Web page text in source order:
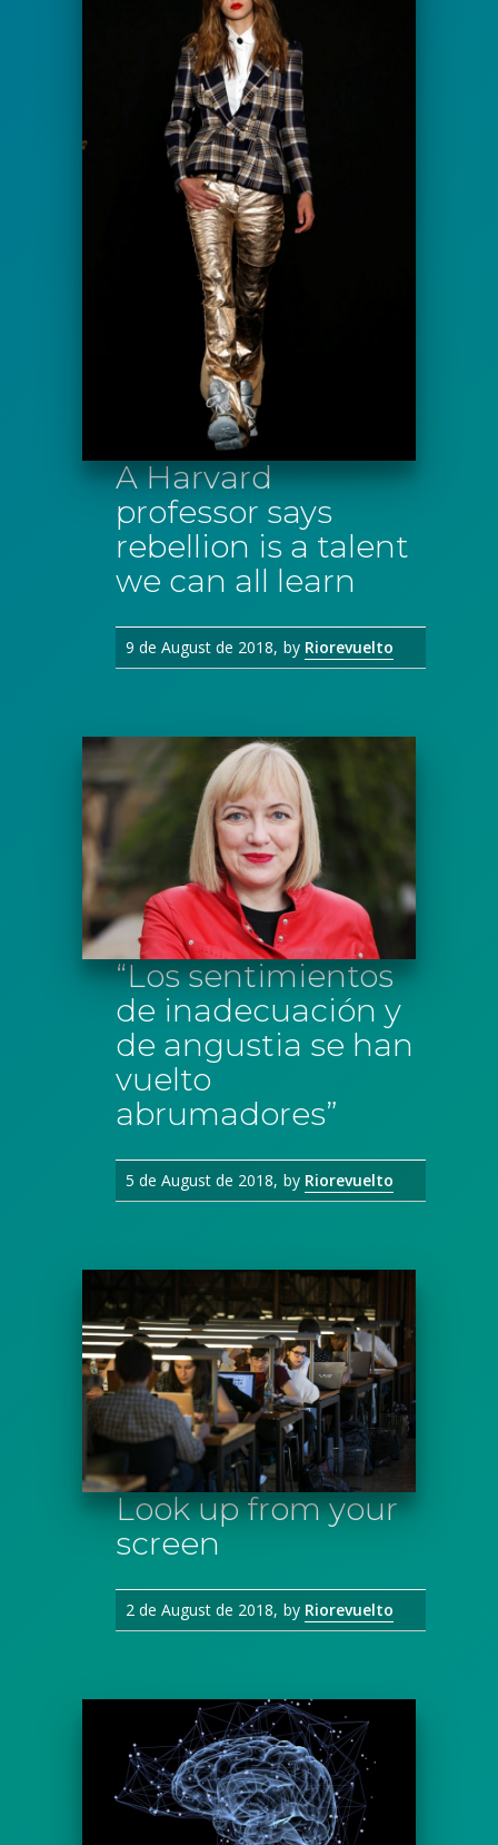
A Harvard
professor says
rebellion is a talent
we can all learn
9 de August de 2018 by Riorevuelto
“Los sentimientos
de inadecuación y
de angustia se han
vuelto
abrumadores”
5 de August de 2018 by Riorevuelto
Look up from your
screen
2 de August de 2018 by Riorevuelto